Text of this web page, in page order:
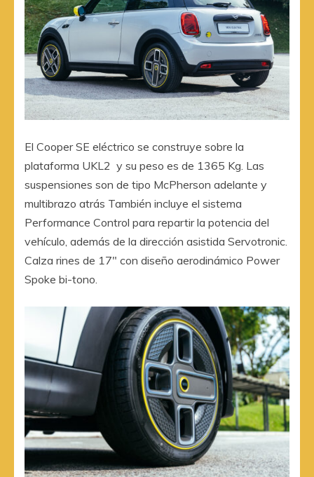
El Cooper SE eléctrico se construye sobre la
plataforma UKL2 y su peso es de 1365 Kg. Las
suspensiones son de tipo McPherson adelante y
multibrazo atrás También incluye el sistema
Performance Control para repartir la potencia del
vehículo, además de la dirección asistida Servotronic.
Calza rines de 17″ con diseño aerodinámico Power
Spoke bi-tono.